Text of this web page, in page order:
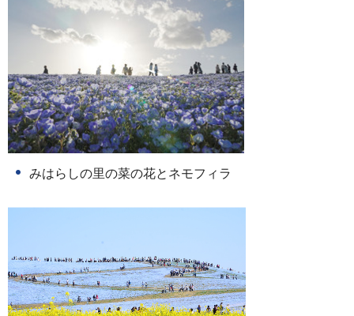
みはらしの里の菜の花とネモフィラ